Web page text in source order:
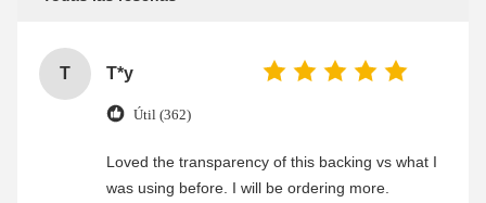
T T*y
Útil (362)
Loved the transparency of this backing vs what I
was using before. I will be ordering more.